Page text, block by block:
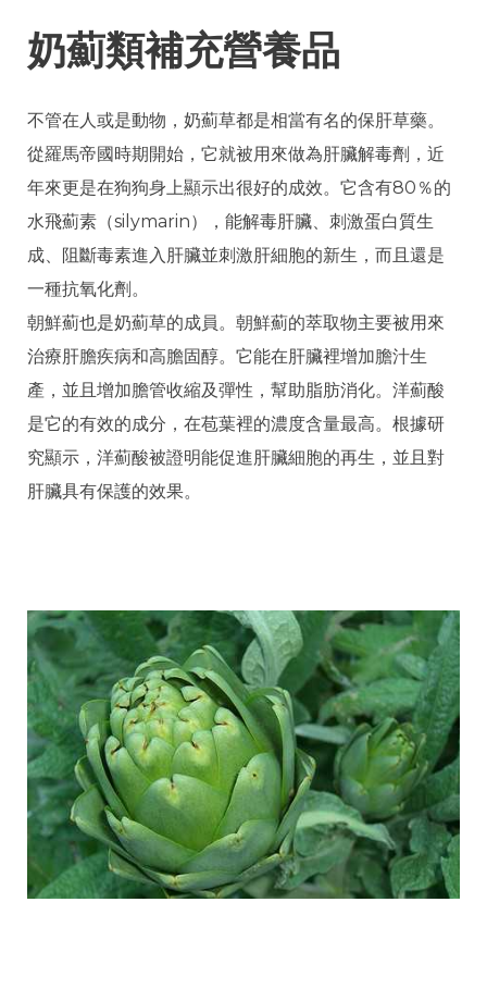
奶薊類補充營養品
不管在人或是動物，奶薊草都是相當有名的保肝草藥。
從羅馬帝國時期開始，它就被用來做為肝臟解毒劑，近
年來更是在狗狗身上顯示出很好的成效。它含有80％的
水飛薊素（silymarin），能解毒肝臟、刺激蛋白質生
成、阻斷毒素進入肝臟並刺激肝細胞的新生，而且還是
一種抗氧化劑。
朝鮮薊也是奶薊草的成員。朝鮮薊的萃取物主要被用來
治療肝膽疾病和高膽固醇。它能在肝臟裡增加膽汁生
產，並且增加膽管收縮及彈性，幫助脂肪消化。洋薊酸
是它的有效的成分，在苞葉裡的濃度含量最高。根據研
究顯示，洋薊酸被證明能促進肝臟細胞的再生，並且對
肝臟具有保護的效果。